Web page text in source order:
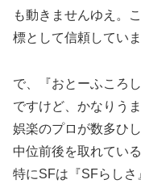
も動きませんゆえ。
標として信頼していま
で、『おとーふころ
ですけど、かなりう
娯楽のプロが数多ひ
中位前後を取れている
特にSFは『SFらし